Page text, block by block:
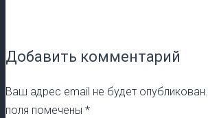
Добавить комментарий
Ваш адрес email не будет опубликован.
поля помечены *